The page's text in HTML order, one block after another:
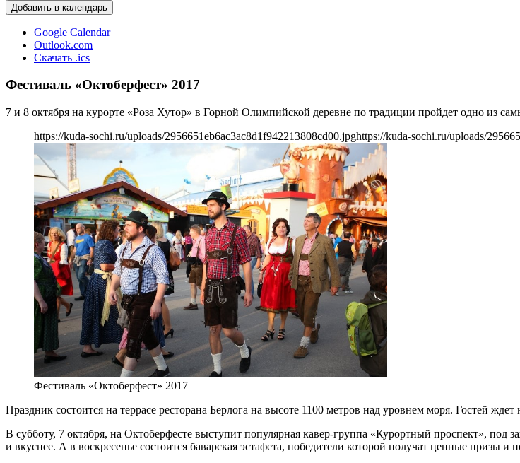
Добавить в календарь
Google Calendar
Outlook.com
Скачать .ics
Фестиваль «Октоберфест» 2017
7 и 8 октября на курорте «Роза Хутор» в Горной Олимпийской деревне по традиции пройдет одно из
https://kuda-sochi.ru/uploads/2956651eb6ac3ac8d1f942213808cd00.jpghttps://kuda-sochi.ru/uploads/
Фестиваль «Октоберфест» 2017
Праздник состоится на террасе ресторана Берлога на высоте 1100 метров над уровнем моря. Гостей
В субботу, 7 октября, на Октоберфесте выступит популярная кавер-группа «Курортный проспект», под
и вкуснее. А в воскресенье состоится баварская эстафета, победители которой получат ценные призы и